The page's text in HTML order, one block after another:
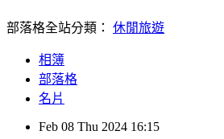
部落格全站分類： 休閒旅遊
相簿
部落格
名片
Feb 08 Thu 2024 16:15